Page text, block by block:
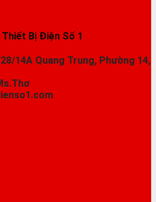
Bị Điện Số 1
14A Quang Trung, Phường 14,